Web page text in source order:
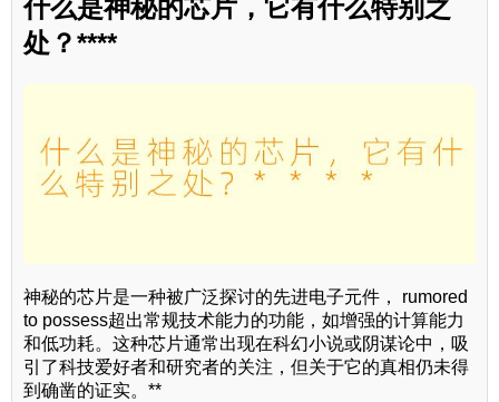
什么是神秘的芯片，它有什么特别之
处？****
神秘的芯片是一种被广泛探讨的先进电子元件， rumored
to possess超出常规技术能力的功能，如增强的计算能力
和低功耗。这种芯片通常出现在科幻小说或阴谋论中，吸
引了科技爱好者和研究者的关注，但关于它的真相仍未得
到确凿的证实。**